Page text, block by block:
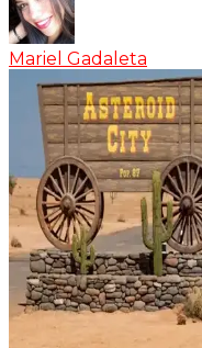
Mariel Gadaleta